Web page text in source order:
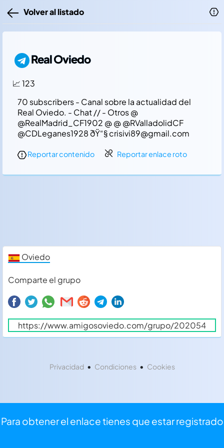
Volver al listado
Real Oviedo
📈 123
70 subscribers - Canal sobre la actualidad del
Real Oviedo. - Chat // - Otros @
@RealMadrid_CF1902 @ @ @RValladolidCF
@CDLeganes1928 ðŸ“§ crisivi89@gmail.com
Para obtener el enlace tienes que estar registrado
Reportar contenido Reportar enlace roto
Oviedo
Comparte el grupo
Privacidad• Condiciones• Cookies